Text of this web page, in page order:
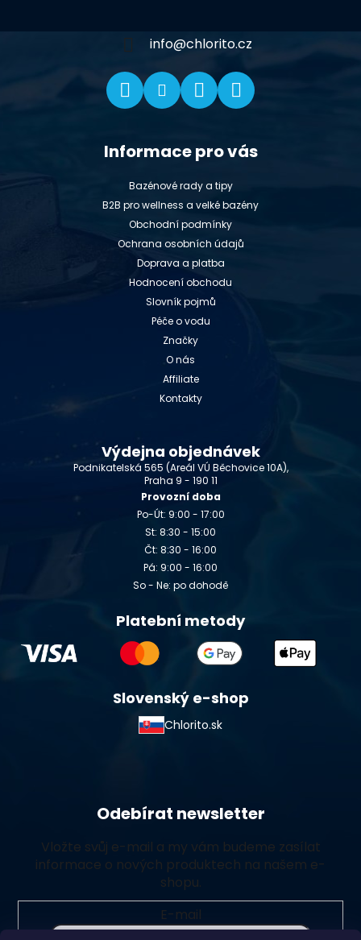
info@chlorito.cz
Informace pro vás
Bazénové rady a tipy
B2B pro wellness a velké bazény
Obchodní podmínky
Ochrana osobních údajů
Doprava a platba
Hodnocení obchodu
Slovník pojmů
Péče o vodu
Značky
O nás
Affiliate
Kontakty
Výdejna objednávek
Podnikatelská 565 (Areál VÚ Běchovice 10A),
Praha 9 - 190 11
Provozní doba
Po-Út: 9:00 - 17:00
St: 8:30 - 15:00
Čt: 8:30 - 16:00
Pá: 9:00 - 16:00
So - Ne: po dohodě
Platební metody
Slovenský e-shop
Chlorito.sk
Odebírat newsletter
Vložte svůj e-mail a my vám budeme zasílat
informace o nových produktech na našem e-
shopu.
E-mail